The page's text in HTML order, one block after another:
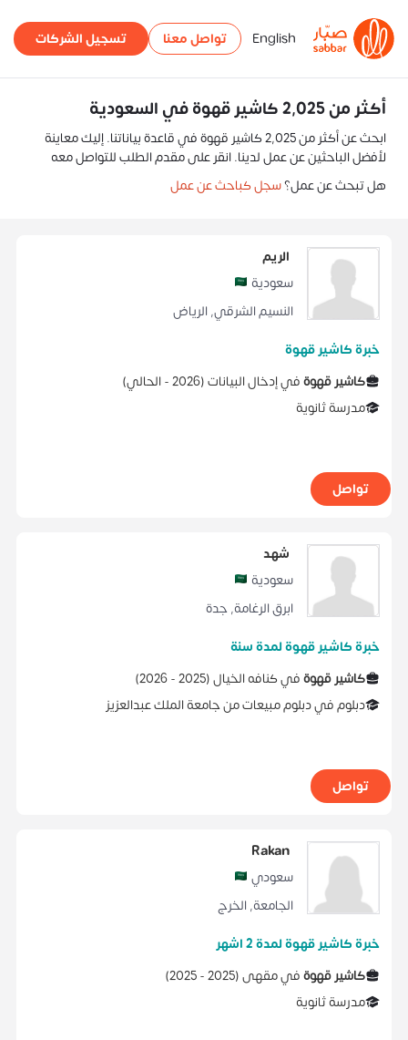
English تواصل معنا تسجيل الشركات
أكثر من 2,025 كاشير قهوة في السعودية
ابحث عن أكثر من 2,025 كاشير قهوة في قاعدة بياناتنا. إليك معاينة
لأفضل الباحثين عن عمل لدينا. انقر على مقدم الطلب للتواصل معه
هل تبحث عن عمل؟سجل كباحث عن عمل
الريم
سعودية
النسيم الشرقي, الرياض
خبرة كاشير قهوة
كاشير قهوةفي‏إدخال البيانات(
2026 - الحالي)
مدرسة ثانوية
تواصل
شهد
سعودية
ابرق الرغامة,جدة
خبرة كاشير قهوة لمدة سنة
كاشير قهوةفيكنافه الخيال(
2025 -
2026
)
دبلومفيدبلوم مبيعاتمنجامعة الملك عبدالعزيز
تواصل
Rakan
سعودي
الجامعة, الخرج
خبرة كاشير قهوة لمدة 2 اشهر
كاشير قهوةفيمقهى(
2025 -
2025
)
مدرسة ثانوية